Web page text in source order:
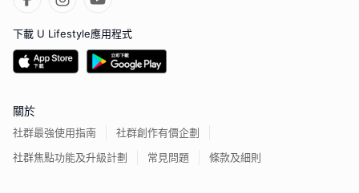
下載 U Lifestyle應用程式
關於
社群最強使用指南
社群創作有價企劃
社群焦點功能及升級計劃
常見問題 條款及細則